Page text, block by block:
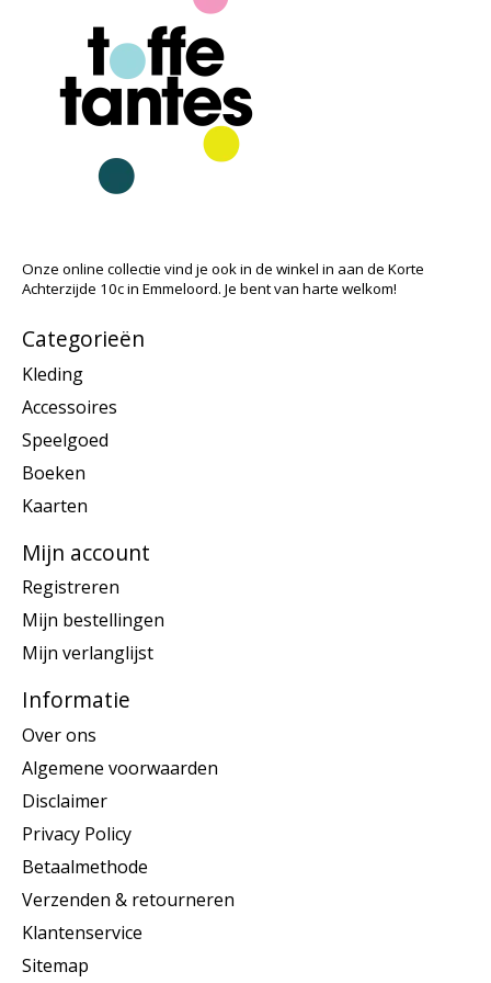
Onze online collectie vind je ook in de winkel in aan de Korte
Achterzijde 10c in Emmeloord. Je bent van harte welkom!
Categorieën
Kleding
Accessoires
Speelgoed
Boeken
Kaarten
Mijn account
Registreren
Mijn bestellingen
Mijn verlanglijst
Informatie
Over ons
Algemene voorwaarden
Disclaimer
Privacy Policy
Betaalmethode
Verzenden & retourneren
Klantenservice
Sitemap